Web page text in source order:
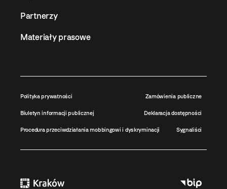
Partnerzy
Materiały prasowe
Polityka prywatności Zamówienia publiczne
Biuletyn informacji publicznej Deklaracja dostępności
Procedura przeciwdziałania mobbingowi i dyskryminacji Sygnaliści